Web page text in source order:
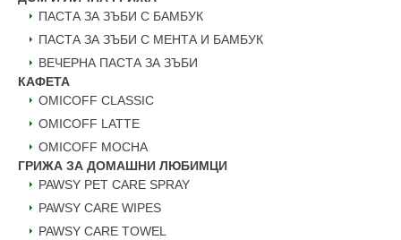
ПАСТА ЗА ЗЪБИ С БАМБУК
ПАСТА ЗА ЗЪБИ С МЕНТА И БАМБУК
ВЕЧЕРНА ПАСТА ЗА ЗЪБИ
КАФЕТА
OMICOFF CLASSIC
OMICOFF LATTE
OMICOFF MOCHA
ГРИЖА ЗА ДОМАШНИ ЛЮБИМЦИ
PAWSY PET CARE SPRAY
PAWSY CARE WIPES
PAWSY CARE TOWEL